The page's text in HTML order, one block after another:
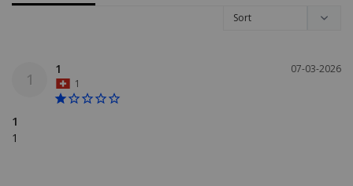
1
07-03-2026
1
1
1
1